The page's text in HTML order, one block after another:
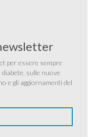
per essere sempre
sulle nuove
e gli aggiornamenti del